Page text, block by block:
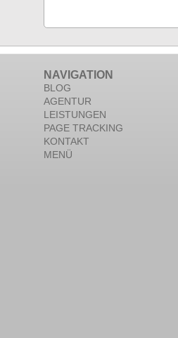
NAVIGATION
BLOG
AGENTUR
LEISTUNGEN
PAGE TRACKING
KONTAKT
MENÜ